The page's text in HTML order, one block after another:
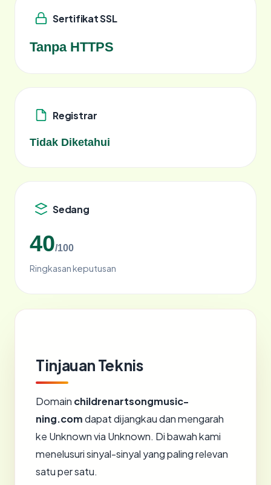
Sertifikat SSL
Tanpa HTTPS
Registrar
Tidak Diketahui
Sedang
40/100
Ringkasan keputusan
Tinjauan Teknis
Domain childrenartsongmusic-
ning.comdapat dijangkau dan mengarah
ke Unknown via Unknown. Di bawah kami
menelusuri sinyal-sinyal yang paling relevan
satu per satu.